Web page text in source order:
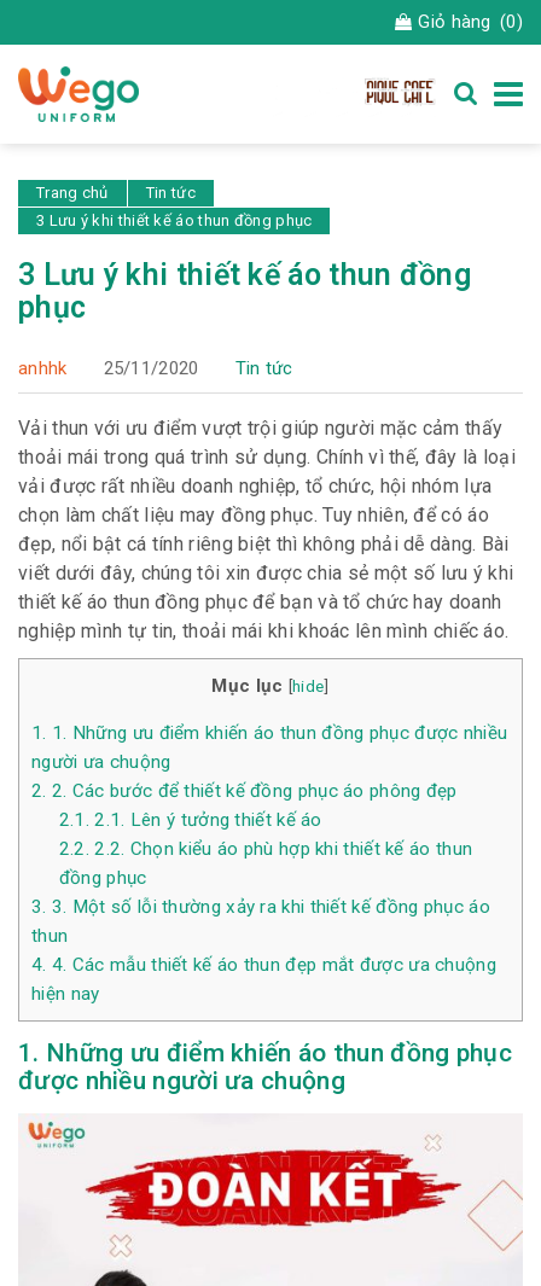
Giỏ hàng (0)
Trang chủ
Tin tức
3 Lưu ý khi thiết kế áo thun đồng phục
3 Lưu ý khi thiết kế áo thun đồng
phục
anhhk 25/11/2020 Tin tức
Vải thun với ưu điểm vượt trội giúp người mặc cảm thấy
thoải mái trong quá trình sử dụng. Chính vì thế, đây là loại
vải được rất nhiều doanh nghiệp, tổ chức, hội nhóm lựa
chọn làm chất liệu may đồng phục. Tuy nhiên, để có áo
đẹp, nổi bật cá tính riêng biệt thì không phải dễ dàng. Bài
viết dưới đây, chúng tôi xin được chia sẻ một số lưu ý khi
thiết kế áo thun đồng phục để bạn và tổ chức hay doanh
nghiệp mình tự tin, thoải mái khi khoác lên mình chiếc áo.
Mục lục [hide]
1. 1. Những ưu điểm khiến áo thun đồng phục được nhiều
người ưa chuộng
2. 2. Các bước để thiết kế đồng phục áo phông đẹp
2.1. 2.1. Lên ý tưởng thiết kế áo
2.2. 2.2. Chọn kiểu áo phù hợp khi thiết kế áo thun
đồng phục
3. 3. Một số lỗi thường xảy ra khi thiết kế đồng phục áo
thun
4. 4. Các mẫu thiết kế áo thun đẹp mắt được ưa chuộng
hiện nay
1. Những ưu điểm khiến áo thun đồng phục
được nhiều người ưa chuộng